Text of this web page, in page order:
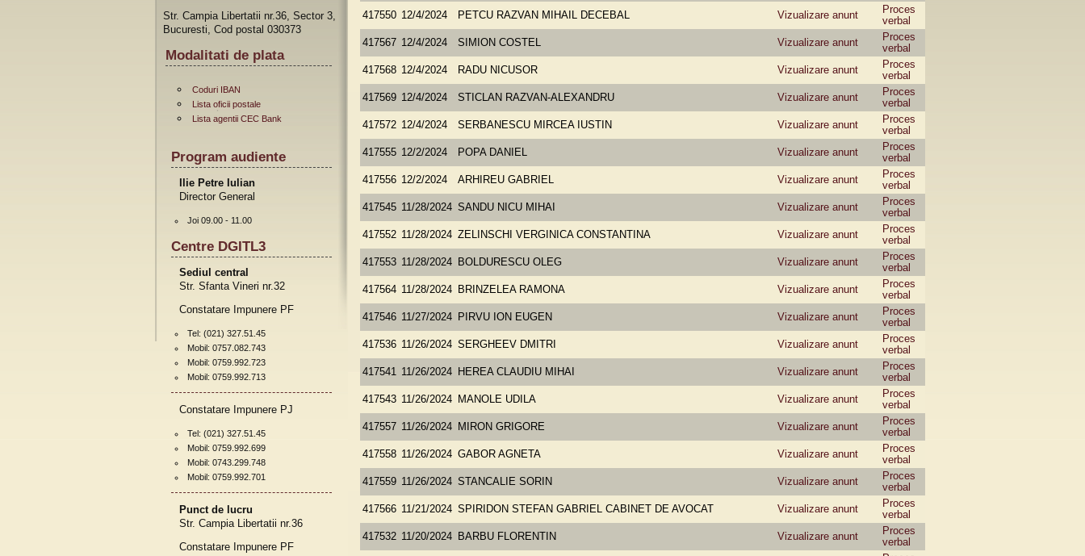
Str. Campia Libertatii nr.36, Sector 3,
Bucuresti, Cod postal 030373
Modalitati de plata
Coduri IBAN
Lista oficii postale
Lista agentii CEC Bank
Program audiente
Ilie Petre Iulian
Director General
Joi 09.00 - 11.00
Centre DGITL3
Sediul central
Str. Sfanta Vineri nr.32
Constatare Impunere PF
Tel: (021) 327.51.45
Mobil: 0757.082.743
Mobil: 0759.992.723
Mobil: 0759.992.713
Constatare Impunere PJ
Tel: (021) 327.51.45
Mobil: 0759.992.699
Mobil: 0743.299.748
Mobil: 0759.992.701
Punct de lucru
Str. Campia Libertatii nr.36
Constatare Impunere PF
417550 12/4/2024 PETCU RAZVAN MIHAIL DECEBAL Vizualizare anunt
Proces
verbal
417567 12/4/2024 SIMION COSTEL Vizualizare anunt
Proces
verbal
417568 12/4/2024 RADU NICUSOR Vizualizare anunt
Proces
verbal
417569 12/4/2024 STICLAN RAZVAN-ALEXANDRU Vizualizare anunt
Proces
verbal
417572 12/4/2024 SERBANESCU MIRCEA IUSTIN Vizualizare anunt
Proces
verbal
417555 12/2/2024 POPA DANIEL Vizualizare anunt
Proces
verbal
417556 12/2/2024 ARHIREU GABRIEL Vizualizare anunt
Proces
verbal
417545 11/28/2024 SANDU NICU MIHAI Vizualizare anunt
Proces
verbal
417552 11/28/2024 ZELINSCHI VERGINICA CONSTANTINA Vizualizare anunt
Proces
verbal
417553 11/28/2024 BOLDURESCU OLEG Vizualizare anunt
Proces
verbal
417564 11/28/2024 BRINZELEA RAMONA Vizualizare anunt
Proces
verbal
417546 11/27/2024 PIRVU ION EUGEN Vizualizare anunt
Proces
verbal
417536 11/26/2024 SERGHEEV DMITRI Vizualizare anunt
Proces
verbal
417541 11/26/2024 HEREA CLAUDIU MIHAI Vizualizare anunt
Proces
verbal
417543 11/26/2024 MANOLE UDILA Vizualizare anunt
Proces
verbal
417557 11/26/2024 MIRON GRIGORE Vizualizare anunt
Proces
verbal
417558 11/26/2024 GABOR AGNETA Vizualizare anunt
Proces
verbal
417559 11/26/2024 STANCALIE SORIN Vizualizare anunt
Proces
verbal
417566 11/21/2024 SPIRIDON STEFAN GABRIEL CABINET DE AVOCAT Vizualizare anunt
Proces
verbal
417532 11/20/2024 BARBU FLORENTIN Vizualizare anunt
Proces
verbal